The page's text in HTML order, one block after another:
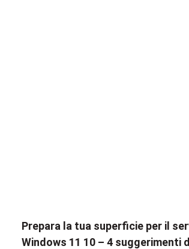
Prepara la tua superficie per il
Windows 11 10 – 4 suggerimenti